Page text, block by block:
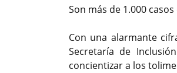
Son más de 1.000
Con una alarmante
Secretaría de
concientizar a los